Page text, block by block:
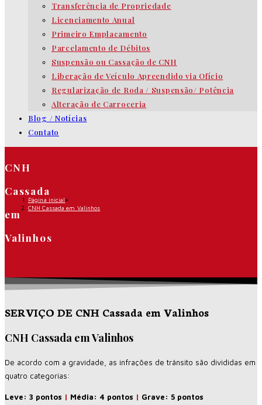
Transferência de Propriedade
Licenciamento Anual
Primeiro Emplacamento
Parcelamento de Débitos
Suspensão ou Cassação de CNH
Liberação de Veículo Apreendido via Ofício
Regularização de Roda / Suspensão/ Potência
Alteração de Carroceria
Blog / Notícias
Contato
CNH
Cassada
em
Valinhos
Página inicial»
CNH Cassada em Valinhos
SERVIÇO DE CNH Cassada em Valinhos
CNH Cassada em Valinhos
De acordo com a gravidade, as infrações de trânsito são divididas em
quatro categorias:
Leve: 3 pontos | Média: 4 pontos | Grave: 5 pontos